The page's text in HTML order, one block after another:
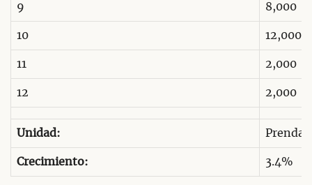
9 8,000
10 12,000
11 2,000
12 2,000
Unidad: Prendas
Crecimiento: 3.4%